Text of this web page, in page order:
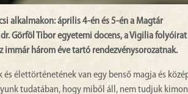
alkalmakon: április 4-én és 5-én a Magtár
Görföl Tibor egyetemi docens, a Vigilia folyóirat
immár három éve tartó rendezvénysorozatnak.
élettörténetének van egy benső magja és
tudatában, hogy miből áll, nem tudjuk